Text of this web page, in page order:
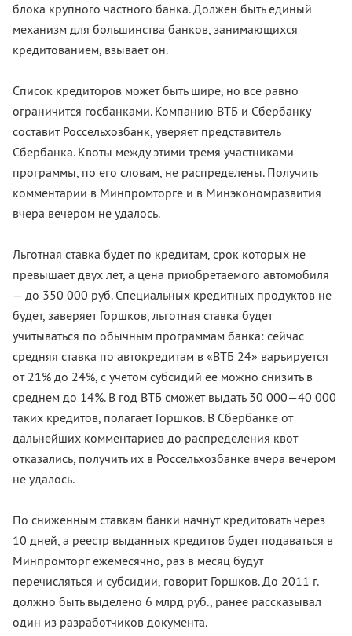
блока крупного частного банка. Должен быть единый
механизм для большинства банков, занимающихся
кредитованием, взывает он.
Список кредиторов может быть шире, но все равно
ограничится госбанками. Компанию ВТБ и Сбербанку
составит Россельхозбанк, уверяет представитель
Сбербанка. Квоты между этими тремя участниками
программы, по его словам, не распределены. Получить
комментарии в Минпромторге и в Минэкономразвития
вчера вечером не удалось.
Льготная ставка будет по кредитам, срок которых не
превышает двух лет, а цена приобретаемого автомобиля
— до 350 000 руб. Специальных кредитных продуктов не
будет, заверяет Горшков, льготная ставка будет
учитываться по обычным программам банка: сейчас
средняя ставка по автокредитам в «ВТБ 24» варьируется
от 21% до 24%, с учетом субсидий ее можно снизить в
среднем до 14%. В год ВТБ сможет выдать 30 000—40 000
таких кредитов, полагает Горшков. В Сбербанке от
дальнейших комментариев до распределения квот
отказались, получить их в Россельхозбанке вчера вечером
не удалось.
По сниженным ставкам банки начнут кредитовать через
10 дней, а реестр выданных кредитов будет подаваться в
Минпромторг ежемесячно, раз в месяц будут
перечисляться и субсидии, говорит Горшков. До 2011 г.
должно быть выделено 6 млрд руб., ранее рассказывал
один из разработчиков документа.